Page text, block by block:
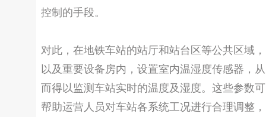
控制的手段。
对此，在地铁车站的站厅和站台区等公共区域，
以及重要设备房内，设置室内温湿度传感器，从
而得以监测车站实时的温度及湿度。这些参数可
帮助运营人员对车站各系统工况进行合理调整，